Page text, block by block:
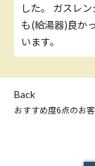
した。 ガスレ
も(給湯器)良か
います。
Back
おすすめ度6点のお